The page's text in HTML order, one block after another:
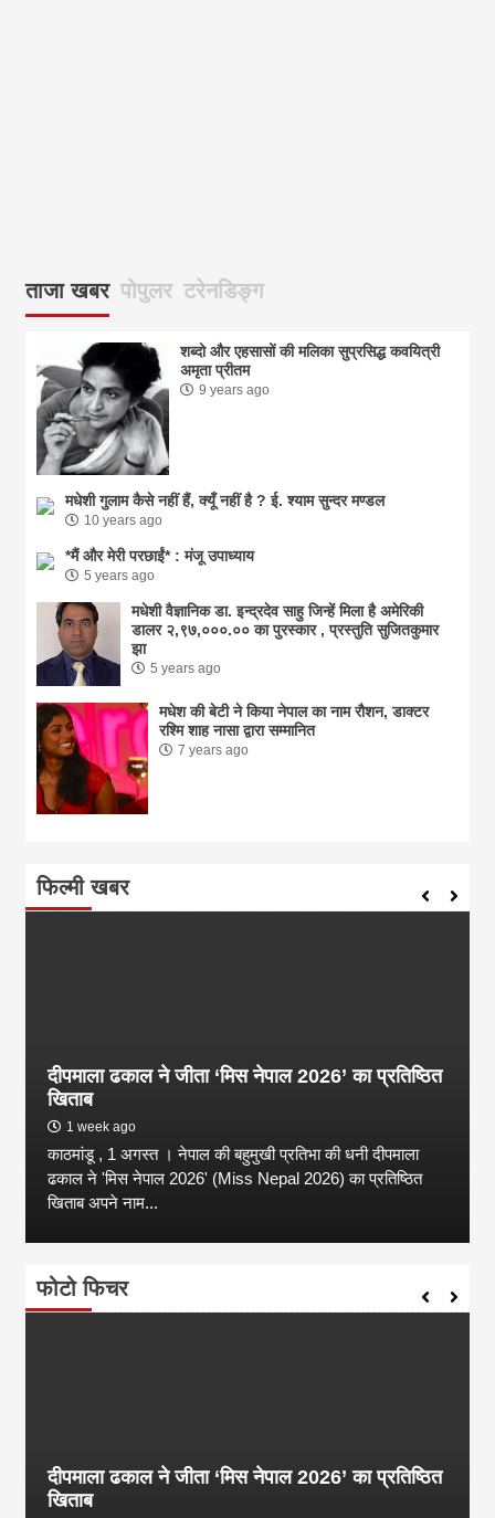
ताजा खबर पोपुलर टरेनडिङ्ग
शब्दो और एहसासों की मलिका सुप्रसिद्ध कवयित्री
अमृता प्रीतम
9 years ago
मधेशी गुलाम कैसे नहीं हैं, क्यूँ नहीं है ? ई. श्याम सुन्दर मण्डल
10 years ago
*मैं और मेरी परछाईं* : मंजू उपाध्याय
5 years ago
मधेशी वैज्ञानिक डा. इन्द्रदेव साहु जिन्हें मिला है अमेरिकी
डालर २,९७,०००.०० का पुरस्कार , प्रस्तुति सुजितकुमार
झा
5 years ago
मधेश की बेटी ने किया नेपाल का नाम राैशन, डाक्टर
रश्मि शाह नासा द्वारा सम्मानित
7 years ago
फिल्मी खबर
दीपमाला ढकाल ने जीता ‘मिस नेपाल 2026’ का प्रतिष्ठित
खिताब
1 week ago
काठमांडू , 1 अगस्त । नेपाल की बहुमुखी प्रतिभा की धनी दीपमाला
ढकाल ने 'मिस नेपाल 2026' (Miss Nepal 2026) का प्रतिष्ठित
खिताब अपने नाम...
फोटो फिचर
दीपमाला ढकाल ने जीता ‘मिस नेपाल 2026’ का प्रतिष्ठित
खिताब